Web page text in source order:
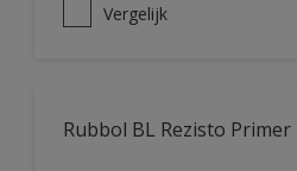
Vergelijk
Rubbol BL Rezisto Primer